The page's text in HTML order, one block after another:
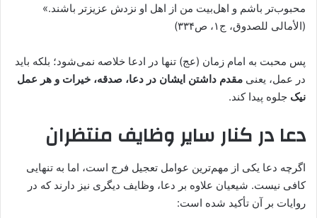
محبوب‌تر باشم و اهل‌بیت من از اهل او نزدش عزیزتر باشند.»
(الأمالی للصدوق، ج۱، ص۳۳۴)
پس محبت به امام زمان (عج) تنها در ادعا خلاصه نمی‌شود؛ بلکه باید
در عمل، یعنی مقدم داشتن ایشان در دعا، صدقه، خیرات و هر عمل
نیک جلوه پیدا کند.
دعا در کنار سایر وظایف منتظران
اگرچه دعا یکی از مهم‌ترین عوامل تعجیل فرج است، اما به تنهایی
کافی نیست. شیعیان علاوه بر دعا، وظایف دیگری نیز دارند که در
روایات بر آن تأکید شده است: